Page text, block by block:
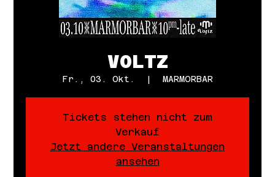
VOLTZ
Fr., 03. Okt.
  |
MARMORBAR
Tickets stehen nicht zum
Verkauf
Jetzt andere Veranstaltungen
ansehen